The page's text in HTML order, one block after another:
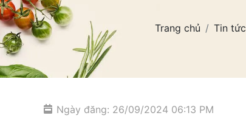
Trang chủ Tin tức
Ngày đăng: 26/09/2024 06:13 PM